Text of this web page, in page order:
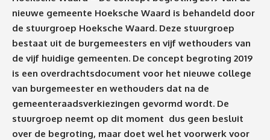
nieuwe gemeente Hoeksche Waard is behandeld door
de stuurgroep Hoeksche Waard. Deze stuurgroep
bestaat uit de burgemeesters en vijf wethouders van
de vijf huidige gemeenten. De concept begroting 2019
is een overdrachtsdocument voor het nieuwe college
van burgemeester en wethouders dat na de
gemeenteraadsverkiezingen gevormd wordt. De
stuurgroep neemt op dit moment dus geen besluit
over de begroting, maar doet wel het voorwerk voor